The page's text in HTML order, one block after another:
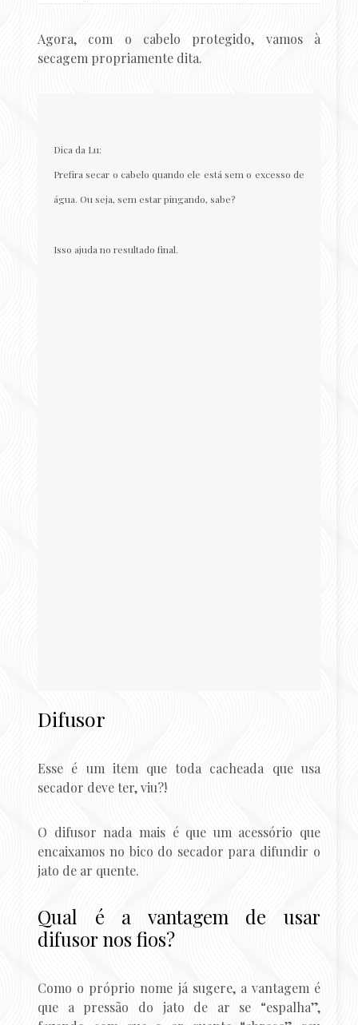
Agora, com o cabelo protegido, vamos à
secagem propriamente dita.
Dica da Lu:
Prefira secar o cabelo quando ele está sem o excesso de
água. Ou seja, sem estar pingando, sabe?
Isso ajuda no resultado final.
Difusor
Esse é um item que toda cacheada que usa
secador deve ter, viu?!
O difusor nada mais é que um acessório que
encaixamos no bico do secador para difundir o
jato de ar quente.
Qual é a vantagem de usar
difusor nos fios?
Como o próprio nome já sugere, a vantagem é
que a pressão do jato de ar se “espalha”,